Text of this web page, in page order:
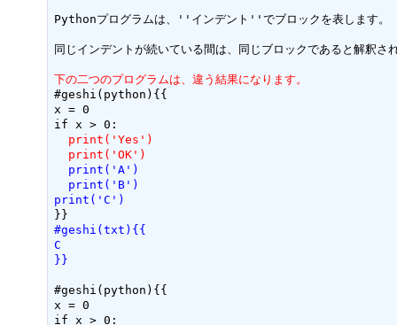
Pythonプログラムは、''インデント''でブロックを表します。
下の二つのプログラムは、違う結果になります。
#geshi(python){{
x = 0
  print('Yes')
  print('OK')
  print('A')
  print('B')
print('C')
#geshi(txt){{
C
}}
#geshi(python){{
x = 0